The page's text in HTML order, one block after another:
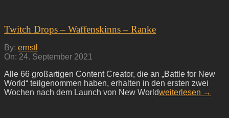
Twitch Drops – Waffenskinns – Ranke
2021-
09-
By: ernstl
On: 24. September 2021
Alle 66 großartigen Content Creator, die an „Battle for New
World“ teilgenommen haben, erhalten in den ersten zwei
Wochen nach dem Launch von New Worldweiterlesen →